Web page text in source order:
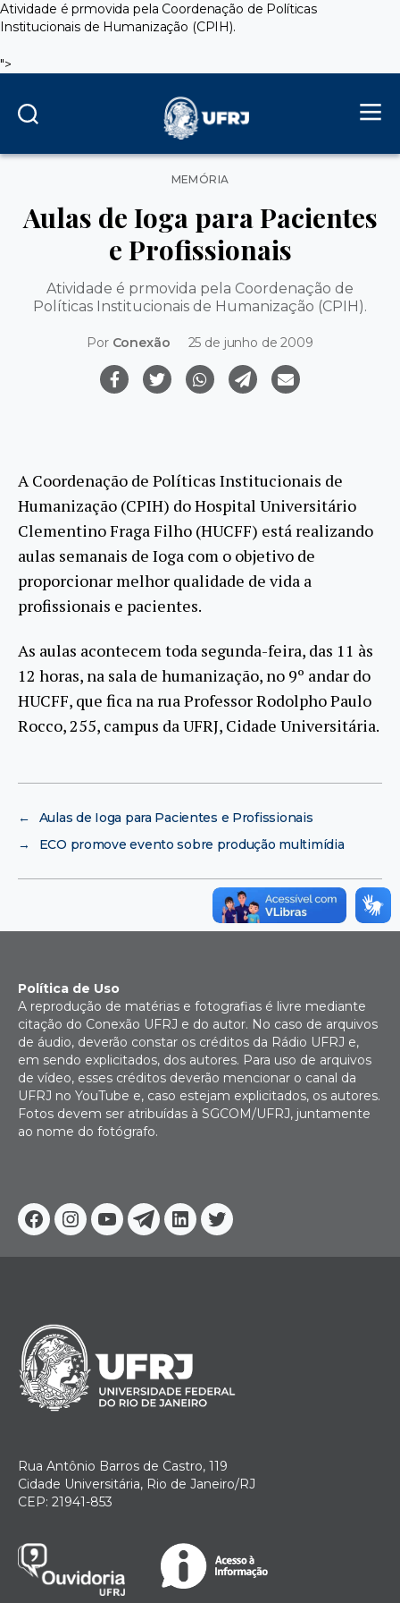
Atividade é prmovida pela Coordenação de Políticas
Institucionais de Humanização (CPIH).
">
Categorias
MEMÓRIA
Aulas de Ioga para Pacientes
e Profissionais
Atividade é prmovida pela Coordenação de
Políticas Institucionais de Humanização (CPIH).
Por Conexão 25 de junho de 2009
A Coordenação de Políticas Institucionais de
Humanização (CPIH) do Hospital Universitário
Clementino Fraga Filho (HUCFF) está realizando
aulas semanais de Ioga com o objetivo de
proporcionar melhor qualidade de vida a
profissionais e pacientes.
As aulas acontecem toda segunda-feira, das 11 às
12 horas, na sala de humanização, no 9º andar do
HUCFF, que fica na rua Professor Rodolpho Paulo
Rocco, 255, campus da UFRJ, Cidade Universitária.
←
Aulas de Ioga para Pacientes e Profissionais
→
ECO promove evento sobre produção multimídia
Facebook
Instagram
YoutubeTelegram
Linkedin
Twitter
Política de Uso
A reprodução de matérias e fotografias é livre mediante
citação do Conexão UFRJ e do autor. No caso de arquivos
de áudio, deverão constar os créditos da Rádio UFRJ e,
em sendo explicitados, dos autores. Para uso de arquivos
de vídeo, esses créditos deverão mencionar o canal da
UFRJ no YouTube e, caso estejam explicitados, os autores.
Fotos devem ser atribuídas à SGCOM/UFRJ, juntamente
ao nome do fotógrafo.
Rua Antônio Barros de Castro, 119
Cidade Universitária, Rio de Janeiro/RJ
CEP: 21941-853